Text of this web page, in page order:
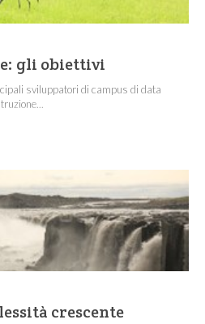
gli obiettivi
sviluppatori di campus di data
crescente